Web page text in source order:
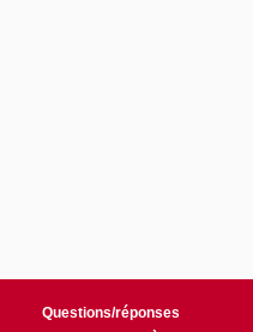
Questions/réponses